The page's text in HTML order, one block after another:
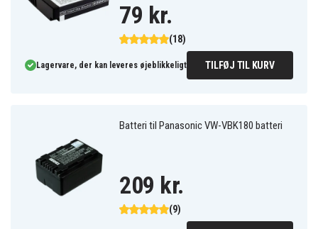
(18)
79 kr.
Lagervare, der kan leveres øjeblikkeligt TILFØJ TIL KURV
Batteri til Panasonic VW-VBK180 batteri
(9)
209 kr.